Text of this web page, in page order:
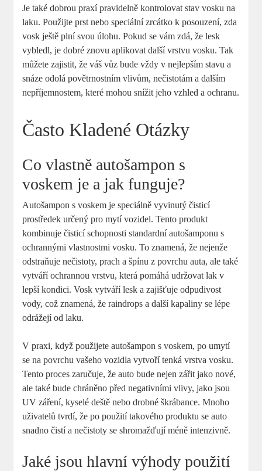
Je také dobrou praxí pravidelně kontrolovat stav vosku na
laku. Použijte prst nebo speciální zrcátko k posouzení, zda
vosk ještě plní svou úlohu. Pokud se vám zdá, že lesk
vybledl, je dobré znovu aplikovat další vrstvu vosku. Tak
můžete zajistit, že váš vůz bude vždy v nejlepším stavu a
snáze odolá povětrnostním vlivům, nečistotám a dalším
nepříjemnostem, které mohou snížit jeho vzhled a ochranu.
Často Kladené Otázky
Co vlastně autošampon s
voskem je a jak funguje?
Autošampon s voskem je speciálně vyvinutý čisticí
prostředek určený pro mytí vozidel. Tento produkt
kombinuje čisticí schopnosti standardní autošamponu s
ochrannými vlastnostmi vosku. To znamená, že nejenže
odstraňuje nečistoty, prach a špínu z povrchu auta, ale také
vytváří ochrannou vrstvu, která pomáhá udržovat lak v
lepší kondici. Vosk vytváří lesk a zajišťuje odpudivost
vody, což znamená, že raindrops a další kapaliny se lépe
odrážejí od laku.
V praxi, když použijete autošampon s voskem, po umytí
se na povrchu vašeho vozidla vytvoří tenká vrstva vosku.
Tento proces zaručuje, že auto bude nejen zářit jako nové,
ale také bude chráněno před negativními vlivy, jako jsou
UV záření, kyselé deště nebo drobné škrábance. Mnoho
uživatelů tvrdí, že po použití takového produktu se auto
snadno čistí a nečistoty se shromažďují méně intenzivně.
Jaké jsou hlavní výhody použití